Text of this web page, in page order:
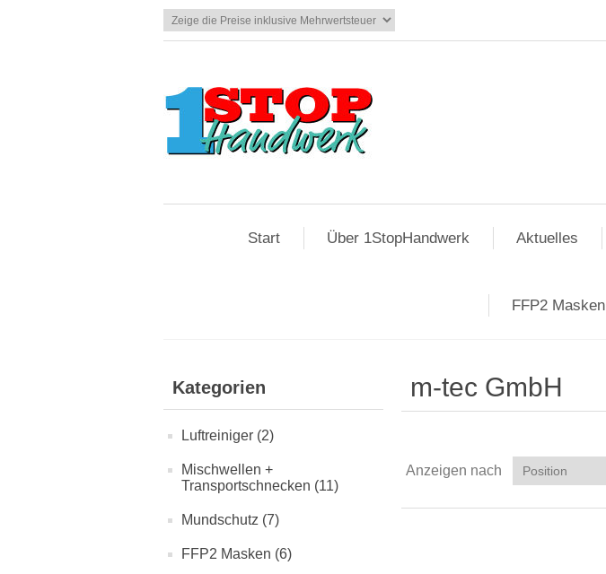
Start Über 1StopHandwerk Aktuelles
FFP2 Masken
Kategorien
Luftreiniger (2)
Mischwellen +
Transportschnecken (11)
Mundschutz (7)
FFP2 Masken (6)
m-tec GmbH
Anzeigen nach